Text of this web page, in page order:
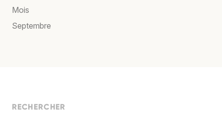
Mois
Septembre
RECHERCHER